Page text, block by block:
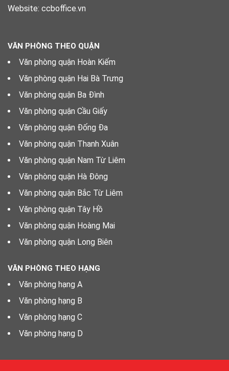
Website: ccboffice.vn
VĂN PHÒNG THEO QUẬN
Văn phòng quận Hoàn Kiếm
Văn phòng quận Hai Bà Trưng
Văn phòng quận Ba Đình
Văn phòng quận Cầu Giấy
Văn phòng quận Đống Đa
Văn phòng quận Thanh Xuân
Văn phòng quận Nam Từ Liêm
Văn phòng quận Hà Đông
Văn phòng quận Bắc Từ Liêm
Văn phòng quận Tây Hồ
Văn phòng quận Hoàng Mai
Văn phòng quận Long Biên
VĂN PHÒNG THEO HẠNG
Văn phòng hạng A
Văn phòng hạng B
Văn phòng hạng C
Văn phòng hạng D